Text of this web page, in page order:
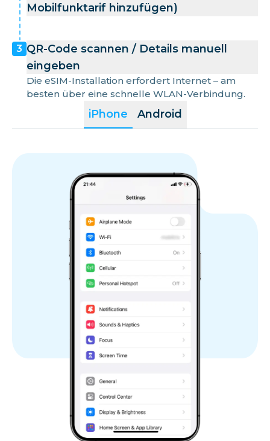
iPhone Android
Mobilfunktarif hinzufügen)
3 QR-Code scannen / Details manuell
eingeben
Die eSIM-Installation erfordert Internet – am
besten über eine schnelle WLAN-Verbindung.